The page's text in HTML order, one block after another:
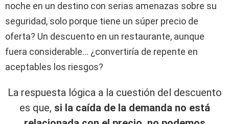
noche en un destino con serias amenazas sobre su
seguridad, solo porque tiene un súper precio de
oferta? Un descuento en un restaurante, aunque
fuera considerable… ¿convertiría de repente en
aceptables los riesgos?
La respuesta lógica a la cuestión del descuento
es que, si la caída de la demanda no está